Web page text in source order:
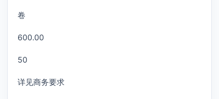
卷
600.00
50
详见商务要求